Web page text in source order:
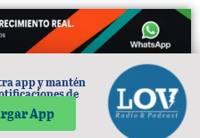
app y mantén
de
App